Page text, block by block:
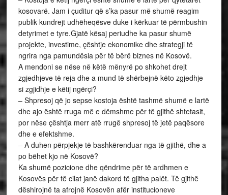
kosovarë. Jam i çuditur që s’ka pasur më shumë reagim
publik kundrejt udhëheqësve duke i kërkuar të përmbushin
detyrimet e tyre.Gjatë kësaj periudhe ka pasur shumë
projekte, investime, çështje ekonomike dhe strategji të
ngrira nga pamundësia për të bërë biznes në Kosovë.
A mendoni se nëse në këtë mënyrë po shkohet drejt
zgjedhjeve të reja dhe a mund të shërbejnë këto zgjedhje
si zgjidhje e këtij ngërçi?
– Shpresoj që jo sepse kostoja është tashmë shumë e lartë
dhe ajo është rruga më e dëmshme për të gjithë shtetasit,
por nëse çështja merr atë rrugë shpresoj të jetë paqësore
dhe e efektshme.
– A duhen përpjekje të bashkërenduar nga të gjithë, dhe a
po bëhet kjo në Kosovë?
Ka shumë pozicione dhe qëndrime për të ardhmen e
Kosovës për të cilat janë dakord të gjitha palët. Të gjithë
dëshirojnë ta afrojnë Kosovën afër institucioneve